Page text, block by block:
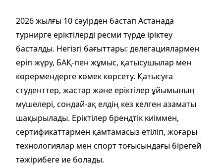
2026 жылғы 10 сәуірден бастап Астанада
турнирге еріктілерді ресми түрде іріктеу
басталды. Негізгі бағыттары: делегациялармен
еріп жүру, БАҚ-пен жұмыс, қатысушылар мен
көрермендерге көмек көрсету. Қатысуға
студенттер, жастар және еріктілер ұйымының
мүшелері, сондай-ақ елдің кез келген азаматы
шақырылады. Еріктілер брендтік киіммен,
сертификаттармен қамтамасыз етіліп, жоғары
технологиялар мен спорт тоғысындағы бірегей
тәжірибеге ие болады.